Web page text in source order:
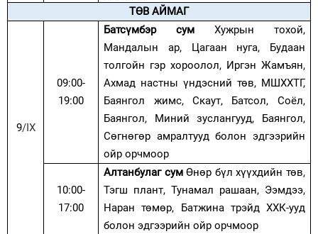
ТӨВ АЙМАГ
9/IX
09:00-
19:00
Батсүмбэр сум Хужрын тохой,
Мандалын ар, Цагаан нуга, Будаан
толгойн гэр хороолол, Иргэн Жамъян,
Ахмад настны үндэсний төв, МШХХТГ,
Баянгол жимс, Скаут, Батсол, Соёл,
Баянгол, Миний зуслангууд, Баянгол,
Сөгнөгөр амралтуудболон эдгээрийн
ойр орчмоор
10:00-
17:00
Алтанбулаг сумӨнөр бүл хүүхдийн төв,
Тэгш плант, Тунамал рашаан, Ээмдээ,
Наран төмөр, Батжина трэйд ХХК-ууд
болонэдгээрийн ойр орчмоор